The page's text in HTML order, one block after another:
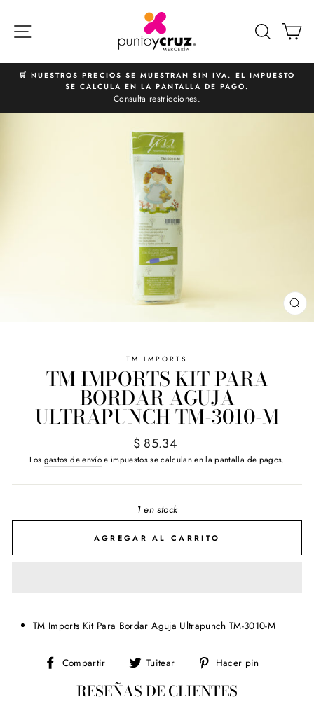
directamente
diapositivas
🛒 NUESTROS PRECIOS SE MUESTRAN SIN IVA. EL IMPUESTO
SE CALCULA EN LA PANTALLA DE PAGO.
Consulta restricciones.
TM IMPORTS
TM IMPORTS KIT PARA
BORDAR AGUJA
ULTRAPUNCH TM-3010-M
Precio
habitual
$ 85.34
Los gastos de envíoe impuestos se calculan en la pantalla de pagos.
1 en stock
AGREGAR AL CARRITO
TM Imports Kit Para Bordar Aguja Ultrapunch TM-3010-M
Compartir
Compartir
Facebook
Tuitear
Tuitear
Twitter
Hacer pin
RESEÑAS DE CLIENTES